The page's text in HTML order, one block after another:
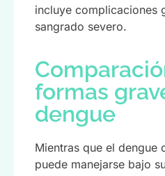
incluye complicaciones
sangrado severo.
formas
dengue
Mientras que el dengue
puede manejarse bajo